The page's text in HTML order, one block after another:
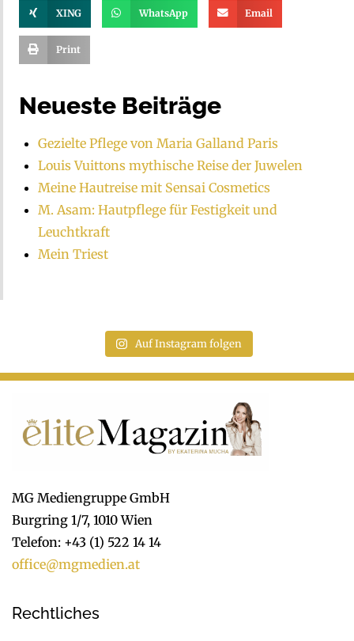
XING WhatsApp Email
Print
Neueste Beiträge
Gezielte Pflege von Maria Galland Paris
Louis Vuittons mythische Reise der Juwelen
Meine Hautreise mit Sensai Cosmetics
M. Asam: Hautpflege für Festigkeit und
Leuchtkraft
Mein Triest
Auf Instagram folgen
MG Mediengruppe GmbH
Burgring 1/7, 1010 Wien
Telefon: +43 (1) 522 14 14
office@mgmedien.at
Rechtliches